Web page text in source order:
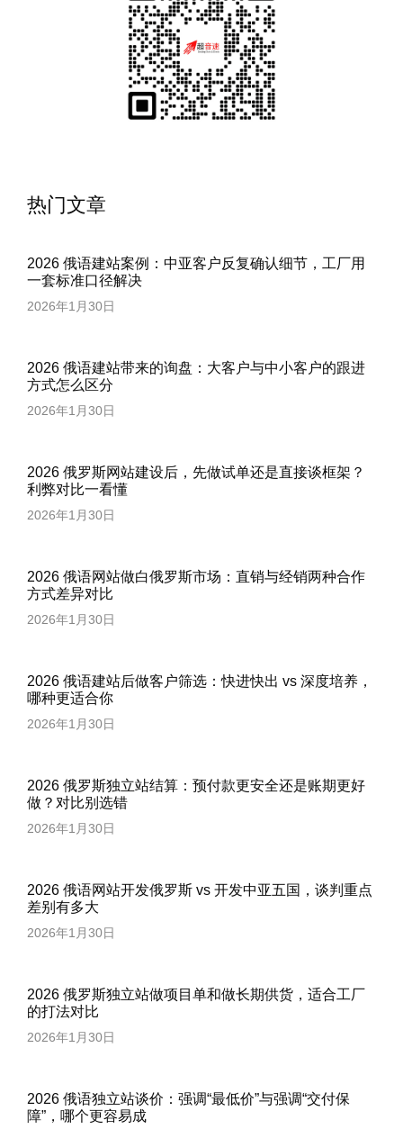
热门文章
2026 俄语建站案例：中亚客户反复确认细节，工厂用
一套标准口径解决
2026年1月30日
2026 俄语建站带来的询盘：大客户与中小客户的跟进
方式怎么区分
2026年1月30日
2026 俄罗斯网站建设后，先做试单还是直接谈框架？
利弊对比一看懂
2026年1月30日
2026 俄语网站做白俄罗斯市场：直销与经销两种合作
方式差异对比
2026年1月30日
2026 俄语建站后做客户筛选：快进快出 vs 深度培养，
哪种更适合你
2026年1月30日
2026 俄罗斯独立站结算：预付款更安全还是账期更好
做？对比别选错
2026年1月30日
2026 俄语网站开发俄罗斯 vs 开发中亚五国，谈判重点
差别有多大
2026年1月30日
2026 俄罗斯独立站做项目单和做长期供货，适合工厂
的打法对比
2026年1月30日
2026 俄语独立站谈价：强调“最低价”与强调“交付保
障”，哪个更容易成